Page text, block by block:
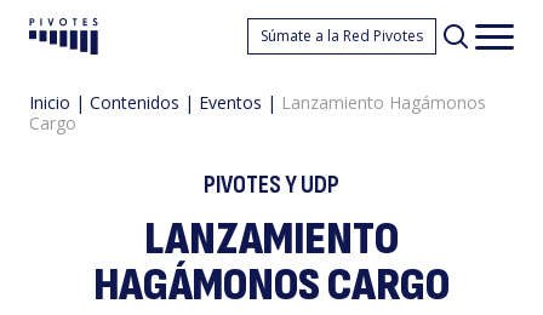
Pivotes Súmate a la Red Pivotes
Inicio | Contenidos | Eventos | Lanzamiento Hagámonos
Cargo
PIVOTES Y UDP
LANZAMIENTO
HAGÁMONOS CARGO